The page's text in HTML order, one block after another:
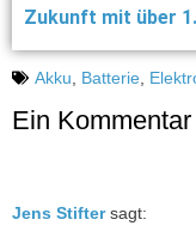
Zukunft mit über
Akku Batterie
Ein Kommentar
Jens Stifter sagt: